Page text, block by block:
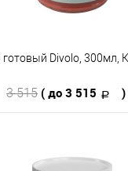
Divolo, 300мл,
3 515 ( до 3 515 )